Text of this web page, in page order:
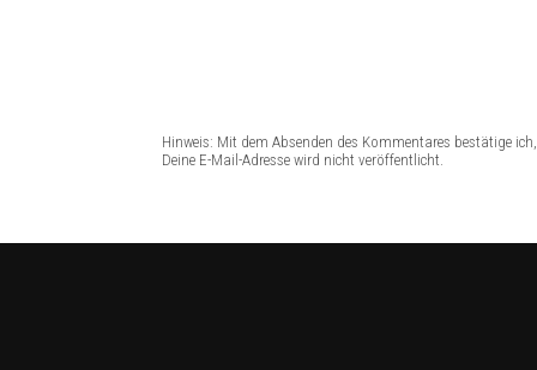
Hinweis: Mit dem Absenden des Kommentares bestätige
Deine E-Mail-Adresse wird nicht veröffentlicht.